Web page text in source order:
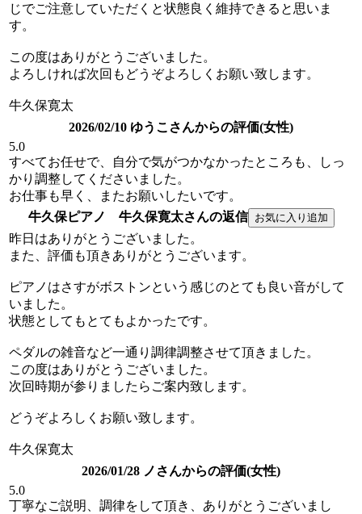
じでご注意していただくと状態良く維持できると思いま
す。
この度はありがとうございました。
よろしければ次回もどうぞよろしくお願い致します。
牛久保寛太
2026/02/10 ゆうこさんからの評価(女性)
5.0
すべてお任せで、自分で気がつかなかったところも、しっ
かり調整してくださいました。
お仕事も早く、またお願いしたいです。
牛久保ピアノ 牛久保寛太さんの返信
昨日はありがとうございました。
また、評価も頂きありがとうございます。
ピアノはさすがボストンという感じのとても良い音がして
いました。
状態としてもとてもよかったです。
ペダルの雑音など一通り調律調整させて頂きました。
この度はありがとうございました。
次回時期が参りましたらご案内致します。
どうぞよろしくお願い致します。
牛久保寛太
2026/01/28 ノさんからの評価(女性)
5.0
丁寧なご説明、調律をして頂き、ありがとうございまし